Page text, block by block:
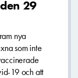
29
nya
som inte
19 och att